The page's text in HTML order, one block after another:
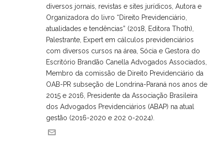
diversos jornais, revistas e sites jurídicos, Autora e
Organizadora do livro “Direito Previdenciário,
atualidades e tendências” (2018, Editora Thoth),
Palestrante, Expert em cálculos previdenciários
com diversos cursos na área, Sócia e Gestora do
Escritório Brandão Canella Advogados Associados,
Membro da comissão de Direito Previdenciário da
OAB-PR subseção de Londrina-Paraná nos anos de
2015 e 2016, Presidente da Associação Brasileira
dos Advogados Previdenciários (ABAP) na atual
gestão (2016-2020 e 202 0-2024).